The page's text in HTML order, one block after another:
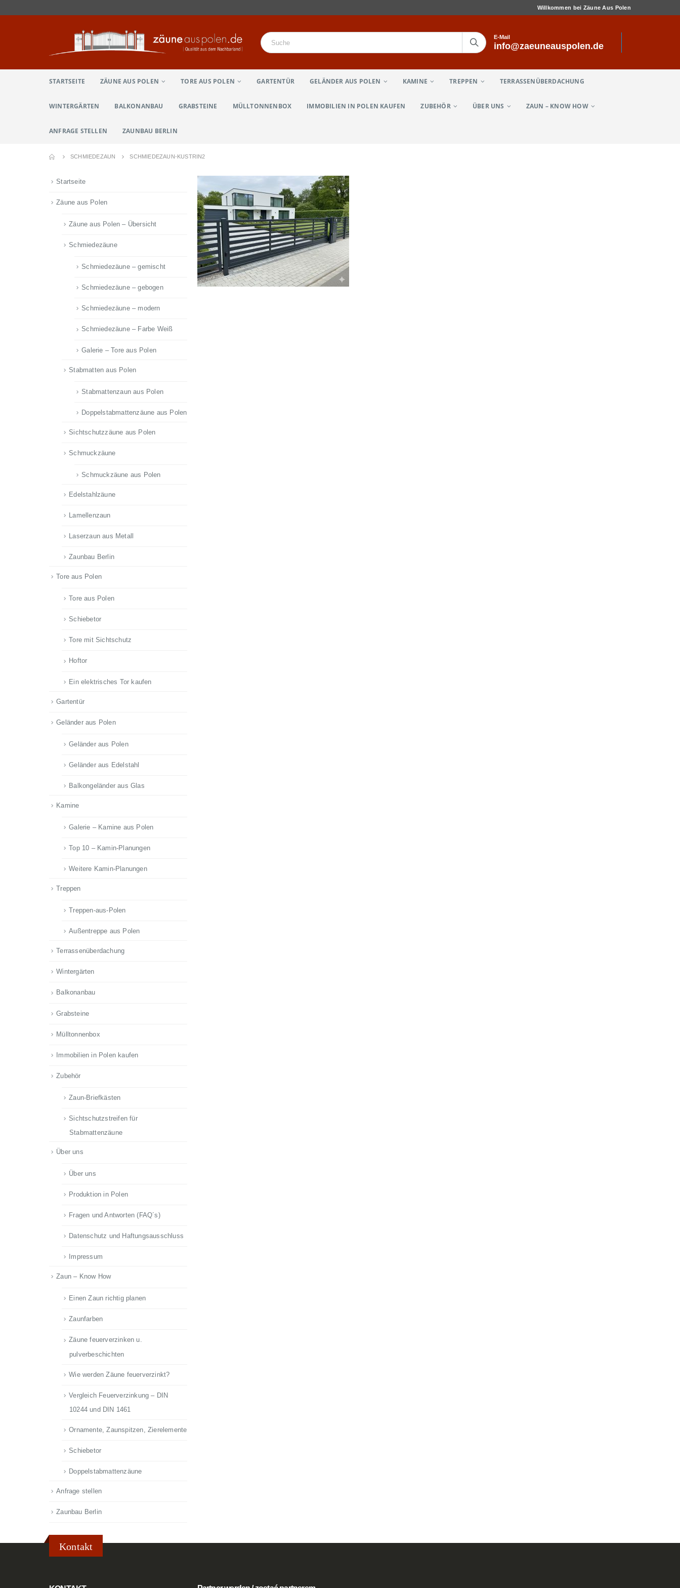
Willkommen bei Zäune Aus Polen
E-Mail
info@zaeuneauspolen.de
STARTSEITE ZÄUNE AUS POLEN TORE AUS POLEN GARTENTÜR GELÄNDER AUS POLEN KAMINE TREPPEN TERRASSENÜBERDACHUNG
WINTERGÄRTEN BALKONANBAU GRABSTEINE MÜLLTONNENBOX IMMOBILIEN IN POLEN KAUFEN ZUBEHÖR ÜBER UNS ZAUN – KNOW HOW
ANFRAGE STELLEN ZAUNBAU BERLIN
SCHMIEDEZAUN SCHMIEDEZAUN-KUSTRIN2
Startseite
Zäune aus Polen
Zäune aus Polen – Übersicht
Schmiedezäune
Schmiedezäune – gemischt
Schmiedezäune – gebogen
Schmiedezäune – modern
Schmiedezäune – Farbe Weiß
Galerie – Tore aus Polen
Stabmatten aus Polen
Stabmattenzaun aus Polen
Doppelstabmattenzäune aus Polen
Sichtschutzzäune aus Polen
Schmuckzäune
Schmuckzäune aus Polen
Edelstahlzäune
Lamellenzaun
Laserzaun aus Metall
Zaunbau Berlin
Tore aus Polen
Tore aus Polen
Schiebetor
Tore mit Sichtschutz
Hoftor
Ein elektrisches Tor kaufen
Gartentür
Geländer aus Polen
Geländer aus Polen
Geländer aus Edelstahl
Balkongeländer aus Glas
Kamine
Galerie – Kamine aus Polen
Top 10 – Kamin-Planungen
Weitere Kamin-Planungen
Treppen
Treppen-aus-Polen
Außentreppe aus Polen
Terrassenüberdachung
Wintergärten
Balkonanbau
Grabsteine
Mülltonnenbox
Immobilien in Polen kaufen
Zubehör
Zaun-Briefkästen
Sichtschutzstreifen für
Stabmattenzäune
Über uns
Über uns
Produktion in Polen
Fragen und Antworten (FAQ´s)
Datenschutz und Haftungsausschluss
Impressum
Zaun – Know How
Einen Zaun richtig planen
Zaunfarben
Zäune feuerverzinken u.
pulverbeschichten
Wie werden Zäune feuerverzinkt?
Vergleich Feuerverzinkung – DIN
10244 und DIN 1461
Ornamente, Zaunspitzen, Zierelemente
Schiebetor
Doppelstabmattenzäune
Anfrage stellen
Zaunbau Berlin
Kontakt